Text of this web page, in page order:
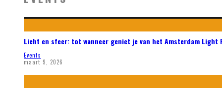
Licht en sfeer: tot wanneer geniet je van het Amsterdam Light
Events
maart 9, 2026